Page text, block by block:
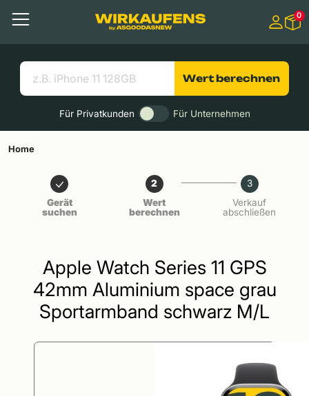
Menü
Suchen
Nützliche Links
0
Wert berechnen
Für Privatkunden Für Unternehmen
Home
Gerät
suchen
2
Wert
berechnen
3
Verkauf
abschließen
Apple Watch Series 11 GPS
42mm Aluminium space grau
Sportarmband schwarz M/L